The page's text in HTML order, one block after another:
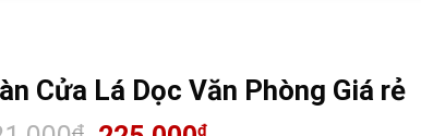
Cửa Lá Dọc Văn Phòng Giá rẻ
₫